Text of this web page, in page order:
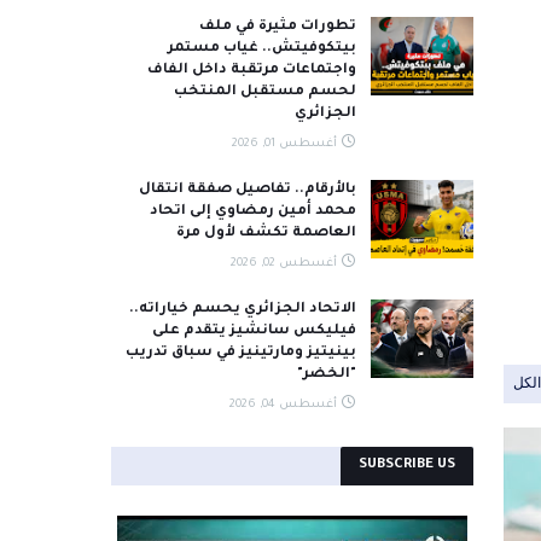
تطورات مثيرة في ملف
بيتكوفيتش.. غياب مستمر
واجتماعات مرتقبة داخل الفاف
لحسم مستقبل المنتخب
الجزائري
أغسطس 01, 2026
بالأرقام.. تفاصيل صفقة انتقال
محمد أمين رمضاوي إلى اتحاد
العاصمة تكشف لأول مرة
أغسطس 02, 2026
الاتحاد الجزائري يحسم خياراته..
فيليكس سانشيز يتقدم على
بينيتيز ومارتينيز في سباق تدريب
"الخضر"
أغسطس 04, 2026
SUBSCRIBE US
```